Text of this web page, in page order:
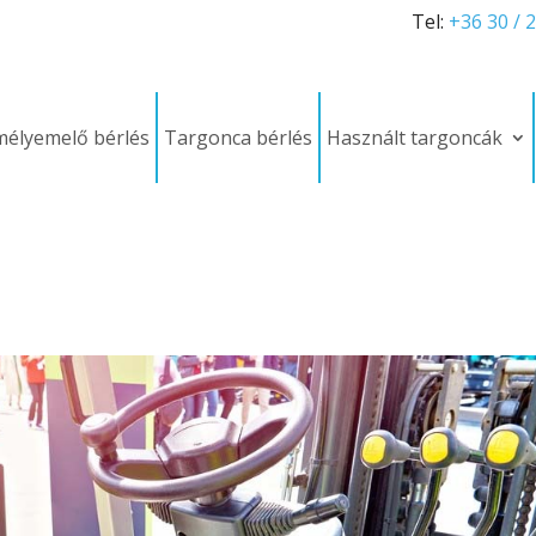
Tel: +36 30 /
bérlés Targonca bérlés Használt targoncák